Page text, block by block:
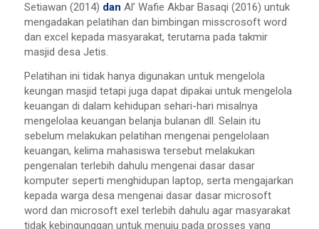
Setiawan (2014) dan Al’ Wafie Akbar Basaqi (2016) untuk
mengadakan pelatihan dan bimbingan misscrosoft word
dan excel kepada masyarakat, terutama pada takmir
masjid desa Jetis.
Pelatihan ini tidak hanya digunakan untuk mengelola
keungan masjid tetapi juga dapat dipakai untuk mengelola
keuangan di dalam kehidupan sehari-hari misalnya
mengelolaa keuangan belanja bulanan dll. Selain itu
sebelum melakukan pelatihan mengenai pengelolaan
keuangan, kelima mahasiswa tersebut melakukan
pengenalan terlebih dahulu mengenai dasar dasar
komputer seperti menghidupan laptop, serta mengajarkan
kepada warga desa mengenai dasar dasar microsoft
word dan microsoft exel terlebih dahulu agar masyarakat
tidak kebingunggan untuk menuju pada prosses yang